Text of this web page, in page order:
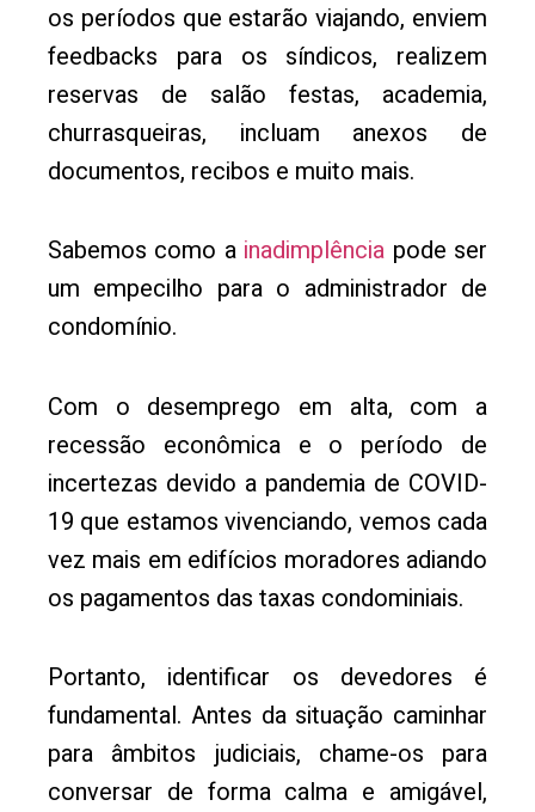
os períodos que estarão viajando, enviem
feedbacks para os síndicos, realizem
reservas de salão festas, academia,
churrasqueiras, incluam anexos de
documentos, recibos e muito mais.
Sabemos como a inadimplência pode ser
um empecilho para o administrador de
condomínio.
Com o desemprego em alta, com a
recessão econômica e o período de
incertezas devido a pandemia de COVID-
19 que estamos vivenciando, vemos cada
vez mais em edifícios moradores adiando
os pagamentos das taxas condominiais.
Portanto, identificar os devedores é
fundamental. Antes da situação caminhar
para âmbitos judiciais, chame-os para
conversar de forma calma e amigável,